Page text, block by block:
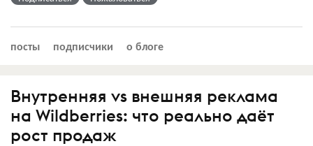
посты подписчики о блоге
Внутренняя vs внешняя реклама
на Wildberries: что реально даёт
рост продаж